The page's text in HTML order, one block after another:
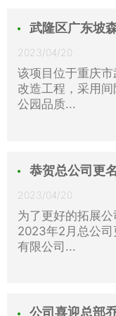
武隆区广东坡
2023/04/20
该项目位于重庆
改造工程，采用
公园品质...
恭贺总公司更
2023/04/20
为了更好的拓展
2023年2月总公司
有限公司...
公司喜迎总部